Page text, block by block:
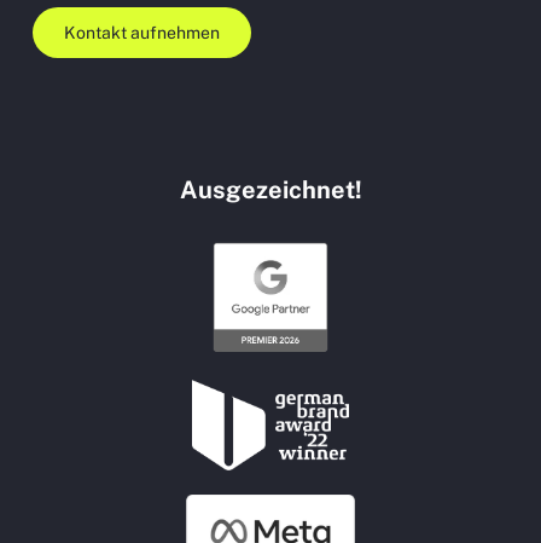
Kontakt aufnehmen
Ausgezeichnet!